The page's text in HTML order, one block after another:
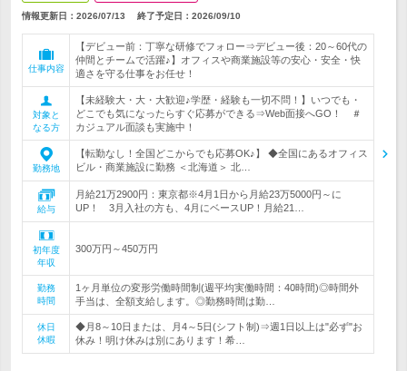
情報更新日：2026/07/13 終了予定日： 2026/09/10
仕事内容
【デビュー前：丁寧な研修でフォロー⇒デビュー後：20～60代の
仲間とチームで活躍♪】オフィスや商業施設等の安心・安全・快
適さを守る仕事をお任せ！
対象と
なる方
【未経験大・大・大歓迎♪学歴・経験も一切不問！】いつでも・
どこでも気になったらすぐ応募ができる⇒Web面接へGO！ ＃
カジュアル面談も実施中！
勤務地
【転勤なし！全国どこからでも応募OK♪】 ◆全国にあるオフィス
ビル・商業施設に勤務 ＜北海道＞ 北…
給与
月給21万2900円：東京都※4月1日から月給23万5000円～に
UP！ 3月入社の方も、4月にベースUP！月給21…
初年度
年収
300万円～450万円
勤務
時間
1ヶ月単位の変形労働時間制(週平均実働時間：40時間)◎時間外
手当は、全額支給します。◎勤務時間は勤…
休日
休暇
◆月8～10日または、月4～5日(シフト制)⇒週1日以上は"必ず"お
休み！明け休みは別にあります！希…